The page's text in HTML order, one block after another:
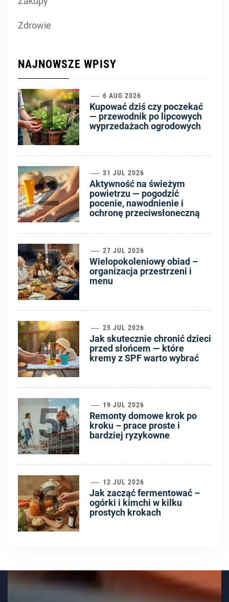
Zdrowie
NAJNOWSZE WPISY
1 6 AUG 2026
Kupować dziś czy poczekać
— przewodnik po lipcowych
wyprzedażach ogrodowych
2 31 JUL 2026
Aktywność na świeżym
powietrzu — pogodzić
pocenie, nawodnienie i
ochronę przeciwsłoneczną
3 27 JUL 2026
Wielopokoleniowy obiad –
organizacja przestrzeni i
menu
4 25 JUL 2026
Jak skutecznie chronić dzieci
przed słońcem — które
kremy z SPF warto wybrać
5 19 JUL 2026
Remonty domowe krok po
kroku – prace proste i
bardziej ryzykowne
6 12 JUL 2026
Jak zacząć fermentować –
ogórki i kimchi w kilku
prostych krokach